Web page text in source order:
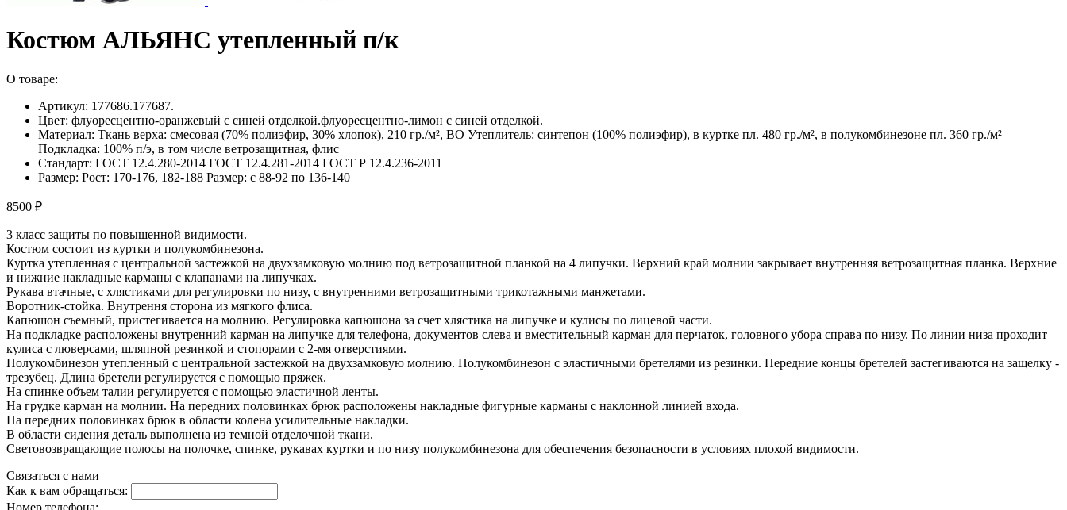
Костюм АЛЬЯНС утепленный п/к
О товаре:
Артикул: 177686.177687.
Цвет: флуоресцентно-оранжевый с синей отделкой.флуоресцентно-лимон с синей отделкой.
Материал: Ткань верха: смесовая (70% полиэфир, 30% хлопок), 210 гр./м², ВО Утеплитель: синтепон (100% полиэфир), в куртке пл. 480 гр./м², в полукомбинезоне пл. 360 гр./м²
Подкладка: 100% п/э, в том числе ветрозащитная, флис
Стандарт: ГОСТ 12.4.280-2014 ГОСТ 12.4.281-2014 ГОСТ Р 12.4.236-2011
Размер: Рост: 170-176, 182-188 Размер: с 88-92 по 136-140
8500 ₽
3 класс защиты по повышенной видимости.
Костюм состоит из куртки и полукомбинезона.
Куртка утепленная с центральной застежкой на двухзамковую молнию под ветрозащитной планкой на 4 липучки. Верхний край молнии закрывает внутренняя ветрозащитная планка. Верхние
и нижние накладные карманы с клапанами на липучках.
Рукава втачные, с хлястиками для регулировки по низу, с внутренними ветрозащитными трикотажными манжетами.
Воротник-стойка. Внутрення сторона из мягкого флиса.
Капюшон съемный, пристегивается на молнию. Регулировка капюшона за счет хлястика на липучке и кулисы по лицевой части.
На подкладке расположены внутренний карман на липучке для телефона, документов слева и вместительный карман для перчаток, головного убора справа по низу. По линии низа проходит
кулиса с люверсами, шляпной резинкой и стопорами с 2-мя отверстиями.
Полукомбинезон утепленный с центральной застежкой на двухзамковую молнию. Полукомбинезон с эластичными бретелями из резинки. Передние концы бретелей застегиваются на защелку -
трезубец. Длина бретели регулируется с помощью пряжек.
На спинке объем талии регулируется с помощью эластичной ленты.
На грудке карман на молнии. На передних половинках брюк расположены накладные фигурные карманы с наклонной линией входа.
На передних половинках брюк в области колена усилительные накладки.
В области сидения деталь выполнена из темной отделочной ткани.
Световозвращающие полосы на полочке, спинке, рукавах куртки и по низу полукомбинезона для обеспечения безопасности в условиях плохой видимости.
Связаться с нами
Как к вам обращаться:
Номер телефона: